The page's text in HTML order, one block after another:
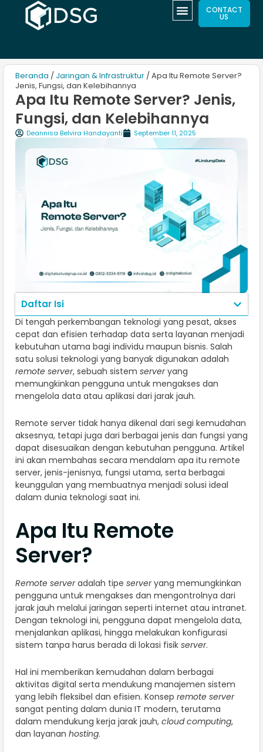
CONTACT
US
Beranda / Jaringan & Infrastruktur / Apa Itu Remote Server?
Jenis, Fungsi, dan Kelebihannya
Apa Itu Remote Server? Jenis,
Fungsi, dan Kelebihannya
Deannisa Belvira Handayanti September 11, 2025
Daftar Isi
Di tengah perkembangan teknologi yang pesat, akses
cepat dan efisien terhadap data serta layanan menjadi
kebutuhan utama bagi individu maupun bisnis. Salah
satu solusi teknologi yang banyak digunakan adalah
remote server, sebuah sistem serveryang
memungkinkan pengguna untuk mengakses dan
mengelola data atau aplikasi dari jarak jauh.
Remote server tidak hanya dikenal dari segi kemudahan
aksesnya, tetapi juga dari berbagai jenis dan fungsi yang
dapat disesuaikan dengan kebutuhan pengguna. Artikel
ini akan membahas secara mendalam apa itu remote
server, jenis-jenisnya, fungsi utama, serta berbagai
keunggulan yang membuatnya menjadi solusi ideal
dalam dunia teknologi saat ini.
Apa Itu Remote
Server?
Remote serveradalah tipe serveryang memungkinkan
pengguna untuk mengakses dan mengontrolnya dari
jarak jauh melalui jaringan seperti internet atau intranet.
Dengan teknologi ini, pengguna dapat mengelola data,
menjalankan aplikasi, hingga melakukan konfigurasi
sistem tanpa harus berada di lokasi fisik server.
Hal ini memberikan kemudahan dalam berbagai
aktivitas digital serta mendukung manajemen sistem
yang lebih fleksibel dan efisien. Konsep remote server
sangat penting dalam dunia IT modern, terutama
dalam mendukung kerja jarak jauh, cloud computing,
dan layanan hosting.